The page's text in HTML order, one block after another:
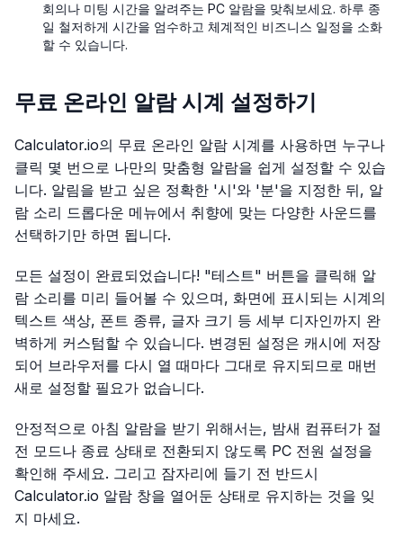
회의나 미팅 시간을 알려주는 PC 알람을 맞춰보세요. 하루 종
일 철저하게 시간을 엄수하고 체계적인 비즈니스 일정을 소화
할 수 있습니다.
무료 온라인 알람 시계 설정하기
Calculator.io의 무료 온라인 알람 시계를 사용하면 누구나
클릭 몇 번으로 나만의 맞춤형 알람을 쉽게 설정할 수 있습
니다. 알림을 받고 싶은 정확한 '시'와 '분'을 지정한 뒤, 알
람 소리 드롭다운 메뉴에서 취향에 맞는 다양한 사운드를
선택하기만 하면 됩니다.
모든 설정이 완료되었습니다! "테스트" 버튼을 클릭해 알
람 소리를 미리 들어볼 수 있으며, 화면에 표시되는 시계의
텍스트 색상, 폰트 종류, 글자 크기 등 세부 디자인까지 완
벽하게 커스텀할 수 있습니다. 변경된 설정은 캐시에 저장
되어 브라우저를 다시 열 때마다 그대로 유지되므로 매번
새로 설정할 필요가 없습니다.
안정적으로 아침 알람을 받기 위해서는, 밤새 컴퓨터가 절
전 모드나 종료 상태로 전환되지 않도록 PC 전원 설정을
확인해 주세요. 그리고 잠자리에 들기 전 반드시
Calculator.io 알람 창을 열어둔 상태로 유지하는 것을 잊
지 마세요.